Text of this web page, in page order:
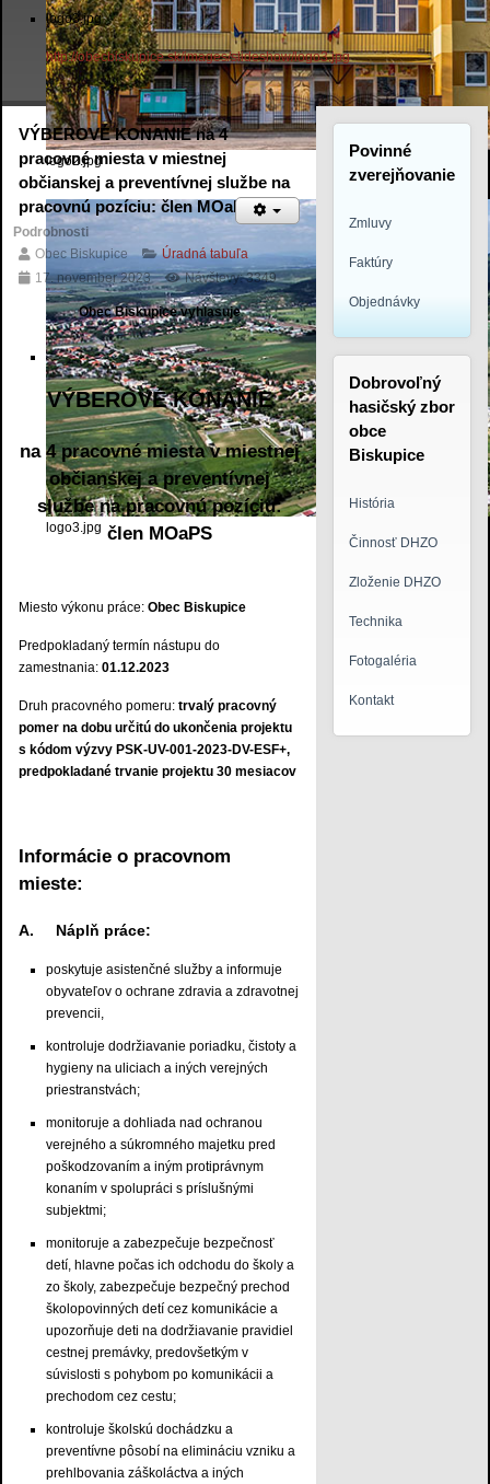
logo2.jpg
logo3.jpg
logo3.jpg
http://obecbiskupice.sk/images/slideshow/logo3.jpg
VÝBEROVÉ KONANIE na 4
pracovné miesta v miestnej
občianskej a preventívnej službe na
pracovnú pozíciu: člen MOaPS
Podrobnosti
Obec Biskupice
Úradná tabuľa
17. november 2023
Návštevy: 3349
Obec Biskupice vyhlasuje
VÝBEROVÉ KONANIE
na 4 pracovné miesta v miestnej
občianskej a preventívnej
službe na pracovnú pozíciu:
člen MOaPS
Miesto výkonu práce: Obec Biskupice
Predpokladaný termín nástupu do
zamestnania: 01.12.2023
Druh pracovného pomeru: trvalý pracovný
pomer na dobu určitú do ukončenia projektu
s kódom výzvy PSK-UV-001-2023-DV-ESF+,
predpokladané trvanie projektu 30 mesiacov
Informácie o pracovnom
mieste:
A. Náplň práce:
poskytuje asistenčné služby a informuje
obyvateľov o ochrane zdravia a zdravotnej
prevencii,
kontroluje dodržiavanie poriadku, čistoty a
hygieny na uliciach a iných verejných
priestranstvách;
monitoruje a dohliada nad ochranou
verejného a súkromného majetku pred
poškodzovaním a iným protiprávnym
konaním v spolupráci s príslušnými
subjektmi;
monitoruje a zabezpečuje bezpečnosť
detí, hlavne počas ich odchodu do školy a
zo školy, zabezpečuje bezpečný prechod
školopovinných detí cez komunikácie a
upozorňuje deti na dodržiavanie pravidiel
cestnej premávky, predovšetkým v
súvislosti s pohybom po komunikácii a
prechodom cez cestu;
kontroluje školskú dochádzku a
preventívne pôsobí na elimináciu vzniku a
prehlbovania záškoláctva a iných
Povinné
zverejňovanie
Zmluvy
Faktúry
Objednávky
Dobrovoľný
hasičský zbor
obce
Biskupice
História
Činnosť DHZO
Zloženie DHZO
Technika
Fotogaléria
Kontakt